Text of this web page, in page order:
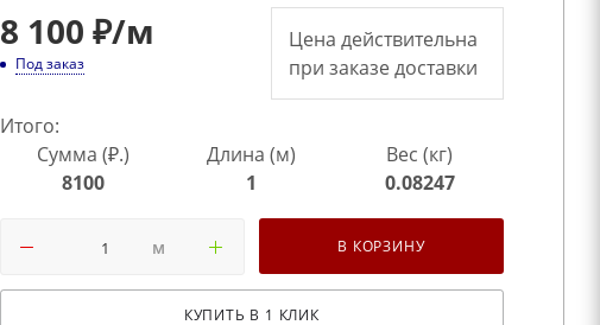
8 100 ₽/м
Под заказ
Цена действительна
при заказе доставки
Итого:
Сумма (₽.)
8100
Длина (м)
1
Вес (кг)
0.08247
м В КОРЗИНУ
КУПИТЬ В 1 КЛИК